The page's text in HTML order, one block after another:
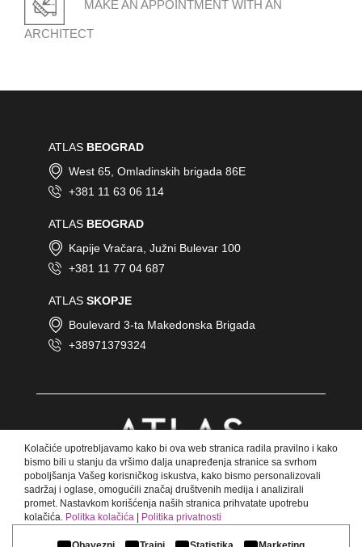
MAKE AN APPOINTMENT WITH AN
ARCHITECT
ATLAS BEOGRAD
West 65, Omladinskih brigada 86E
+381 11 63 06 114
ATLAS BEOGRAD
Kapije Vračara, Južni Bulevar 100
+381 11 77 04 687
ATLAS SKOPJE
Boulevard 3-ta Makedonska Brigada
+38971379324
Sva prava zadržana.
Kolačiće upotrebljavamo kako bi ova web stranica radila pravilno i kako
bismo bili u stanju da vršimo dalja unapređenja stranice sa svrhom
poboljšanja Vašeg korisničkog iskustva, kako bismo personalizovali
sadržaj i oglase, omogućili značaj društvenih medija i analizirali
promet. Nastavkom korišćenja naših stranica prihvatate upotrebu
kolačića. Politka kolačića Politika privatnosti